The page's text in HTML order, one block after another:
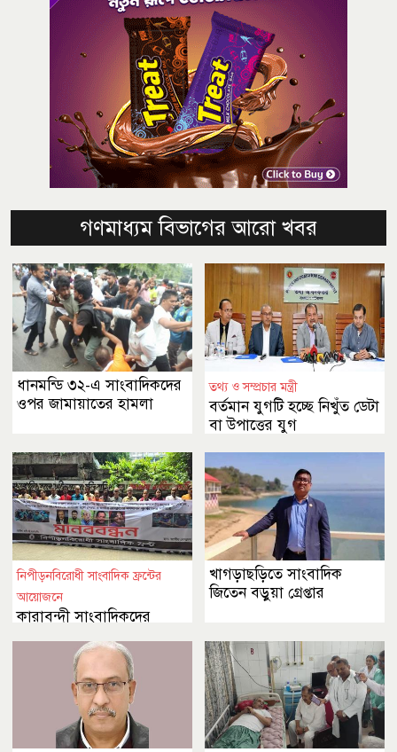
গণমাধ্যম বিভাগের আরো খবর
ধানমন্ডি ৩২-এ সাংবাদিকদের
ওপর জামায়াতের হামলা
তথ্য ও সম্প্রচার মন্ত্রী
বর্তমান যুগটি হচ্ছে নিখুঁত ডেটা
বা উপাত্তের যুগ
নিপীড়নবিরোধী সাংবাদিক ফ্রন্টের
আয়োজনে
কারাবন্দী সাংবাদিকদের
খাগড়াছড়িতে সাংবাদিক
জিতেন বড়ুয়া গ্রেপ্তার